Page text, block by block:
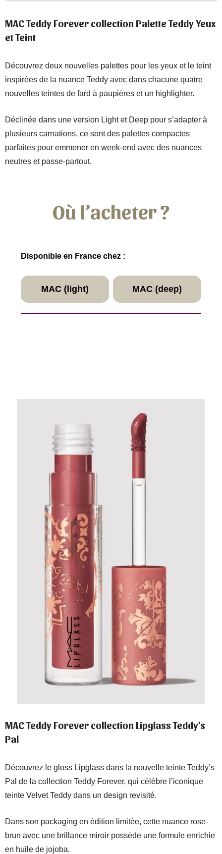
MAC Teddy Forever collection Palette Teddy Yeux
et Teint
Découvrez deux nouvelles palettes pour les yeux et le teint
inspirées de la nuance Teddy avec dans chacune quatre
nouvelles teintes de fard à paupières et un highlighter.
Déclinée dans une version Light et Deep pour s’adapter à
plusieurs carnations, ce sont des palettes compactes
parfaites pour emmener en week-end avec des nuances
neutres et passe-partout.
Où l’acheter ?
Disponible en France chez :
MAC (light) MAC (deep)
MAC Teddy Forever collection Lipglass Teddy’s
Pal
Découvrez le gloss Lipglass dans la nouvelle teinte Teddy’s
Pal de la collection Teddy Forever, qui célèbre l’iconique
teinte Velvet Teddy dans un design revisité.
Dans son packaging en édition limitée, cette nuance rose-
brun avec une brillance miroir possède une formule enrichie
en huile de jojoba.